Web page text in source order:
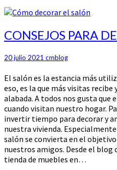
CONSEJOS
PARA
DECORAR
EL
SALÓN
CONSEJOS PARA
20 julio 2021 cmblog
El salón es la estancia más
eso, es la que más visitas recibe
alabada. A todos nos gusta que
cuando visitan nuestro hogar.
invertir tiempo para decorar y
nuestra vivienda.
salón se convierta en el
nuestros amigos. Desde el
tienda de muebles en…